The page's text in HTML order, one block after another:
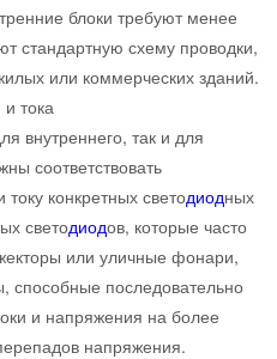
блоки требуют менее
стандартную схему проводки,
или коммерческих зданий.
тока
внутреннего, так и для
соответствовать
конкретных светодиодных
светодиодов, которые часто
или уличные фонари,
способные последовательно
и напряжения на более
напряжения.